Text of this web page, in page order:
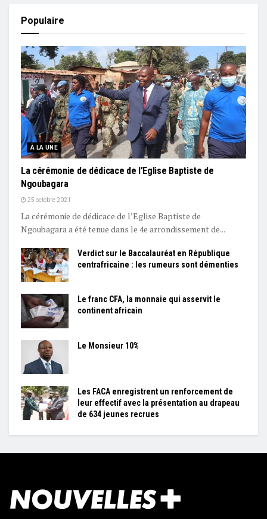
Populaire
À LA UNE
La cérémonie de dédicace de l’Eglise Baptiste de
Ngoubagara
25 octobre 2021
La cérémonie de dédicace de l’Eglise Baptiste de
Ngoubagara a été tenue dans le 4e arrondissement de...
Verdict sur le Baccalauréat en République
centrafricaine : les rumeurs sont démenties
Le franc CFA, la monnaie qui asservit le
continent africain
Le Monsieur 10%
Les FACA enregistrent un renforcement de
leur effectif avec la présentation au drapeau
de 634 jeunes recrues